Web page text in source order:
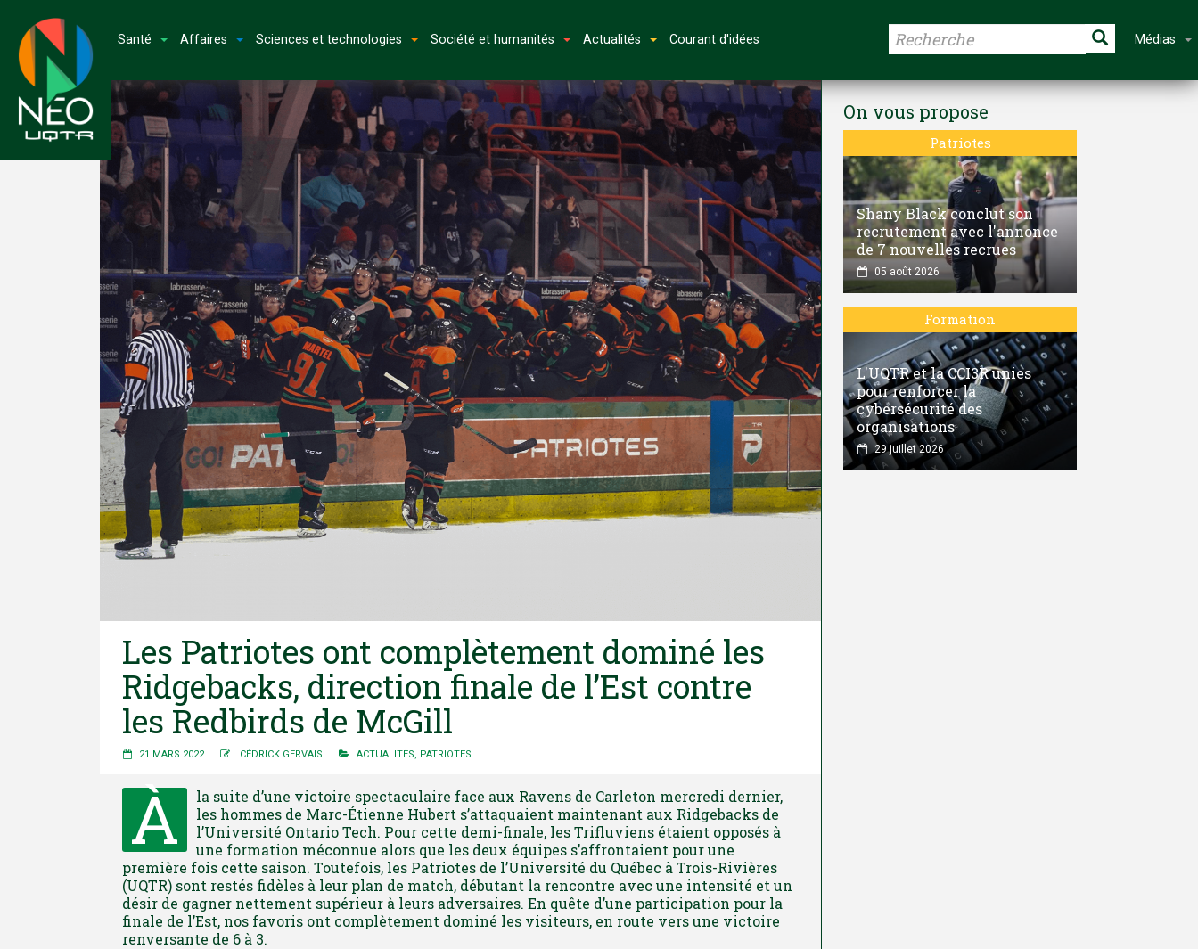
Santé Affaires Sciences et technologies Société et humanités Actualités Courant d'idées Médias
Les Patriotes ont complètement dominé les
Ridgebacks, direction finale de l’Est contre
les Redbirds de McGill
21 MARS 2022 CÉDRICK GERVAIS ACTUALITÉS, PATRIOTES
À
la suite d’une victoire spectaculaire face aux Ravens de Carleton mercredi dernier,
les hommes de Marc-Étienne Hubert s’attaquaient maintenant aux Ridgebacks de
l’Université Ontario Tech. Pour cette demi-finale, les Trifluviens étaient opposés à
une formation méconnue alors que les deux équipes s’affrontaient pour une
première fois cette saison. Toutefois, les Patriotes de l’Université du Québec à Trois-Rivières
(UQTR) sont restés fidèles à leur plan de match, débutant la rencontre avec une intensité et un
désir de gagner nettement supérieur à leurs adversaires. En quête d’une participation pour la
finale de l’Est, nos favoris ont complètement dominé les visiteurs, en route vers une victoire
renversante de 6 à 3.
On vous propose
Patriotes
Shany Black conclut son
recrutement avec l'annonce
de 7 nouvelles recrues
05 août 2026
Formation
L'UQTR et la CCI3R unies
pour renforcer la
cybersécurité des
organisations
29 juillet 2026